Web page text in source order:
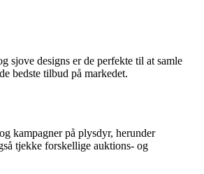
sjove designs er de perfekte til at samle
bedste tilbud på markedet.
kampagner på plysdyr, herunder
tjekke forskellige auktions- og